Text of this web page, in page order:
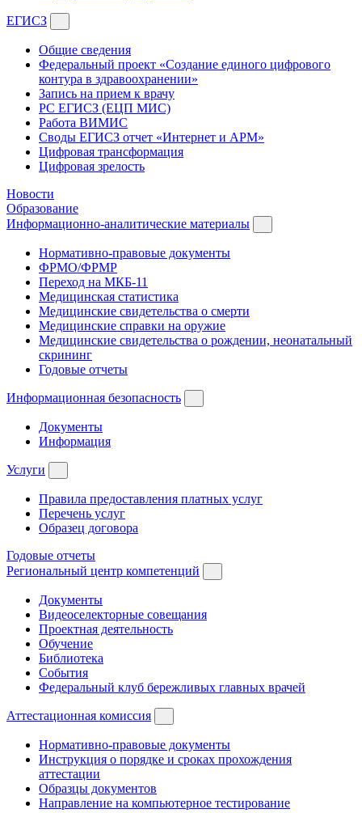
ЕГИСЗ
Общие сведения
Федеральный проект «Создание единого цифрового
контура в здравоохранении»
Запись на прием к врачу
РС ЕГИСЗ (ЕЦП МИС)
Работа ВИМИС
Своды ЕГИСЗ отчет «Интернет и АРМ»
Цифровая трансформация
Цифровая зрелость
Новости
Образование
Информационно-аналитические материалы
Нормативно-правовые документы
ФРМО/ФРМР
Переход на МКБ-11
Медицинская статистика
Медицинские свидетельства о смерти
Медицинские справки на оружие
Медицинские свидетельства о рождении, неонатальный
скрининг
Годовые отчеты
Информационная безопасность
Документы
Информация
Услуги
Правила предоставления платных услуг
Перечень услуг
Образец договора
Годовые отчеты
Региональный центр компетенций
Документы
Видеоселекторные совещания
Проектная деятельность
Обучение
Библиотека
События
Федеральный клуб бережливых главных врачей
Аттестационная комиссия
Нормативно-правовые документы
Инструкция о порядке и сроках прохождения
аттестации
Образцы документов
Направление на компьютерное тестирование